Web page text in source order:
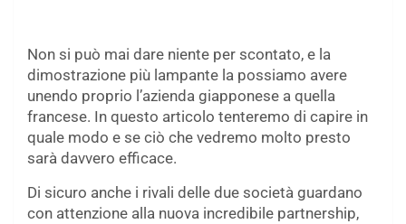
Non si può mai dare niente per scontato, e la
dimostrazione più lampante la possiamo avere
unendo proprio l’azienda giapponese a quella
francese. In questo articolo tenteremo di capire in
quale modo e se ciò che vedremo molto presto
sarà davvero efficace.
Di sicuro anche i rivali delle due società guardano
con attenzione alla nuova incredibile partnership,